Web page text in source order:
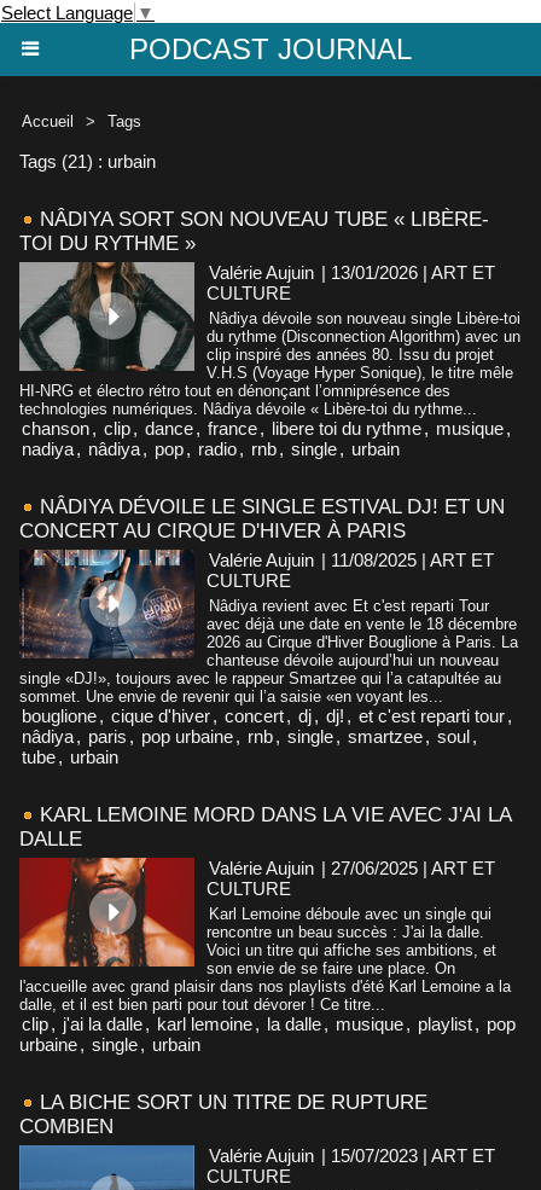
Select Language ▼
PODCAST JOURNAL
Accueil > Tags
Tags (21) : urbain
NÂDIYA SORT SON NOUVEAU TUBE « LIBÈRE-
TOI DU RYTHME »
Valérie Aujuin | 13/01/2026 | ART ET
CULTURE
Nâdiya dévoile son nouveau single Libère-toi
du rythme (Disconnection Algorithm) avec un
clip inspiré des années 80. Issu du projet
V.H.S (Voyage Hyper Sonique), le titre mêle
HI-NRG et électro rétro tout en dénonçant l’omniprésence des
technologies numériques. Nâdiya dévoile « Libère-toi du rythme...
chanson, clip, dance, france, libere toi du rythme, musique,
nadiya, nâdiya, pop, radio, rnb, single, urbain
NÂDIYA DÉVOILE LE SINGLE ESTIVAL DJ! ET UN
CONCERT AU CIRQUE D'HIVER À PARIS
Valérie Aujuin | 11/08/2025 | ART ET
CULTURE
Nâdiya revient avec Et c'est reparti Tour
avec déjà une date en vente le 18 décembre
2026 au Cirque d'Hiver Bouglione à Paris. La
chanteuse dévoile aujourd’hui un nouveau
single «DJ!», toujours avec le rappeur Smartzee qui l’a catapultée au
sommet. Une envie de revenir qui l’a saisie «en voyant les...
bouglione, cique d'hiver, concert, dj, dj! , et c'est reparti tour,
nâdiya, paris , pop urbaine, rnb, single, smartzee, soul,
tube, urbain
KARL LEMOINE MORD DANS LA VIE AVEC J'AI LA
DALLE
Valérie Aujuin | 27/06/2025 | ART ET
CULTURE
Karl Lemoine déboule avec un single qui
rencontre un beau succès : J'ai la dalle.
Voici un titre qui affiche ses ambitions, et
son envie de se faire une place. On
l'accueille avec grand plaisir dans nos playlists d'été Karl Lemoine a la
dalle, et il est bien parti pour tout dévorer ! Ce titre...
clip, j'ai la dalle, karl lemoine, la dalle, musique, playlist, pop
urbaine, single, urbain
LA BICHE SORT UN TITRE DE RUPTURE
COMBIEN
Valérie Aujuin | 15/07/2023 | ART ET
CULTURE